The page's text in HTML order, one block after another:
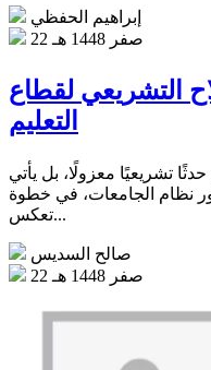
إبراهيم الحفظي
22 صفر 1448 هـ
التشريعي لقطاع
التعليم
تشريعيًا معزولًا، بل يأتي
نظام الجامعات، في خطوة
تعكس...
صالح السديس
22 صفر 1448 هـ